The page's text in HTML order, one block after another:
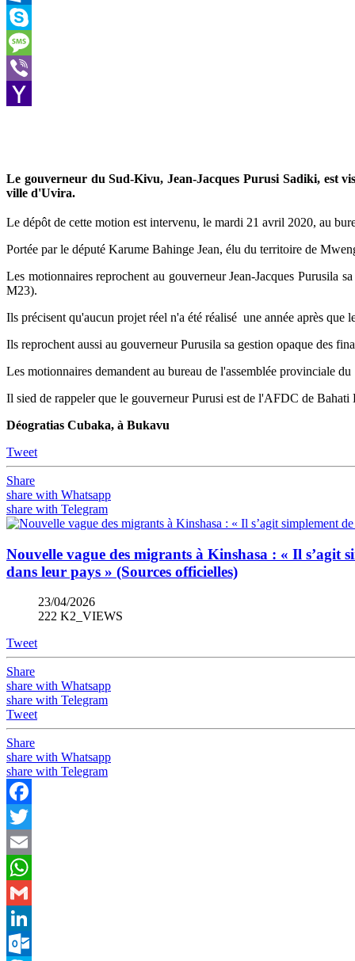
Outlook.com
Skype
Message
Viber
Le gouverneur du Sud-Kivu, Jean-Jacques Purusi Sadiki, est
ville d'Uvira.
Le dépôt de cette motion est intervenu, le mardi 21 avril 2020, au
Portée par le député Karume Bahinge Jean, élu du territoire de
Les motionnaires reprochent au gouverneur Jean-Jacques Purusila
M23).
Ils précisent qu'aucun projet réel n'a été réalisé une année après
Ils reprochent aussi au gouverneur Purusila sa gestion opaque des
Les motionnaires demandent au bureau de l'assemblée provinciale
Il sied de rappeler que le gouverneur Purusi est de l'AFDC de
Déogratias Cubaka, à Bukavu
Tweet
Share
share with Whatsapp
share with Telegram
Nouvelle vague des migrants à Kinshasa : « Il s’agit
dans leur pays » (Sources officielles)
23/04/2026
222 K2_VIEWS
Tweet
Share
share with Whatsapp
share with Telegram
Tweet
Share
share with Whatsapp
share with Telegram
Facebook
Twitter
Email
WhatsApp
Gmail
LinkedIn